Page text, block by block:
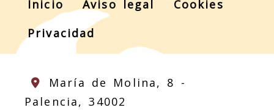
Inicio Aviso legal
Cookies
Privacidad
María de Molina, 8 -
Palencia,34002